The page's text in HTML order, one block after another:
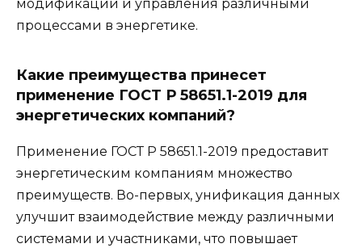
модификации и управления различными
процессами в энергетике.
Какие преимущества принесет
применение ГОСТ Р 58651.1-2019 для
энергетических компаний?
Применение ГОСТ Р 58651.1-2019 предоставит
энергетическим компаниям множество
преимуществ. Во-первых, унификация данных
улучшит взаимодействие между различными
системами и участниками, что повышает